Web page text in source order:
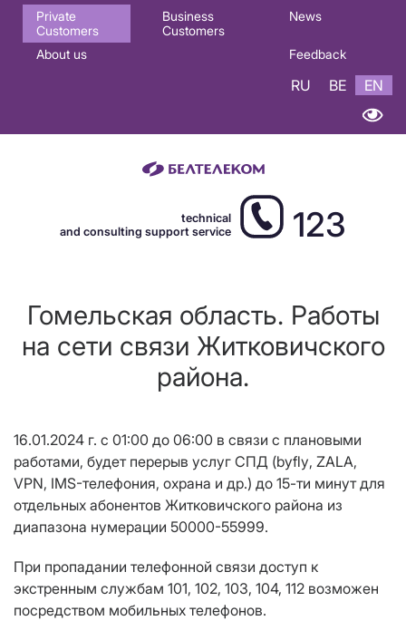
Основная
навигация
Private
Customers
Business
Customers
News
About us Feedback
RU BE EN
technical
and consulting support service
123
Гомельская область. Работы
на сети связи Житковичского
района.
16.01.2024 г. с 01:00 до 06:00 в связи с плановыми
работами, будет перерыв услуг СПД (byfly, ZALA,
VPN, IMS-телефония, охрана и др.) до 15-ти минут для
отдельных абонентов Житковичского района из
диапазона нумерации 50000-55999.
При пропадании телефонной связи доступ к
экстренным службам 101, 102, 103, 104, 112 возможен
посредством мобильных телефонов.